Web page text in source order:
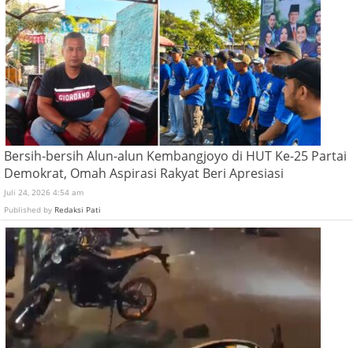
Bersih-bersih Alun-alun Kembangjoyo di HUT Ke-25 Partai
Demokrat, Omah Aspirasi Rakyat Beri Apresiasi
Juli 24, 2026 4:54 am
Published by Redaksi Pati